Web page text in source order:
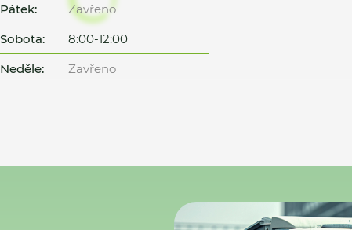
Pátek:
Zavřeno
Sobota:
8:00-12:00
Neděle:
Zavřeno